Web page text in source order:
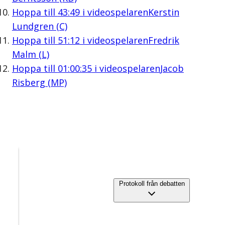
Hoppa till 43:49i videospelarenKerstin
Lundgren (C)
Hoppa till 51:12 i videospelarenFredrik
Malm (L)
Hoppa till 01:00:35i videospelarenJacob
Risberg (MP)
Protokoll från debatten